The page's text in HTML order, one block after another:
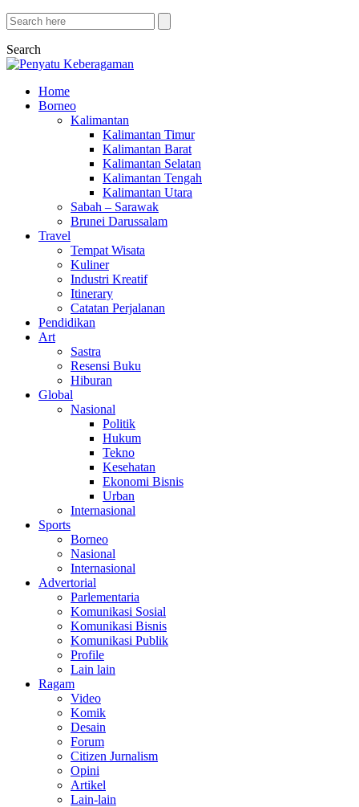
Search
Home
Borneo
Kalimantan
Kalimantan Timur
Kalimantan Barat
Kalimantan Selatan
Kalimantan Tengah
Kalimantan Utara
Sabah – Sarawak
Brunei Darussalam
Travel
Tempat Wisata
Kuliner
Industri Kreatif
Itinerary
Catatan Perjalanan
Pendidikan
Art
Sastra
Resensi Buku
Hiburan
Global
Nasional
Politik
Hukum
Tekno
Kesehatan
Ekonomi Bisnis
Urban
Internasional
Sports
Borneo
Nasional
Internasional
Advertorial
Parlementaria
Komunikasi Sosial
Komunikasi Bisnis
Komunikasi Publik
Profile
Lain lain
Ragam
Video
Komik
Desain
Forum
Citizen Jurnalism
Opini
Artikel
Lain-lain